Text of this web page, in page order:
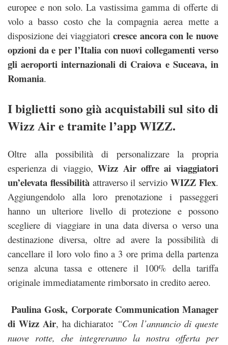
europee e non solo. La vastissima gamma di offerte di
volo a basso costo che la compagnia aerea mette a
disposizione dei viaggiatoricresce ancora con le nuove
opzioni da e per l’Italia con nuovi collegamenti verso
gli aeroporti internazionali di Craiova e Suceava, in
Romania.
I biglietti sono già acquistabili sul sito di
Wizz Aire tramite l’appWIZZ.
Oltre alla possibilità di personalizzare la propria
esperienza di viaggio,Wizz Air offre ai viaggiatori
un’elevata flessibilitàattraverso il servizioWIZZ Flex.
Aggiungendolo alla loro prenotazione i passeggeri
hanno un ulteriore livello di protezione e possono
scegliere di viaggiare in una data diversa o verso una
destinazione diversa, oltre ad avere la possibilità di
cancellare il loro volo fino a 3 ore prima della partenza
senza alcuna tassa e ottenere il 100% della tariffa
originale immediatamente rimborsato in credito aereo.
Paulina Gosk, Corporate Communication Manager
di Wizz Air, ha dichiarato: “Con l’annuncio di queste
nuove rotte, che integreranno la nostra offerta per